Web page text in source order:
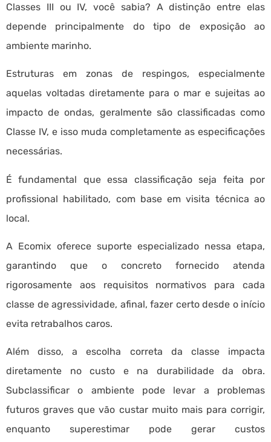
Classes III ou IV, você sabia? A distinção entre elas
depende principalmente do tipo de exposição ao
ambiente marinho.
Estruturas em zonas de respingos, especialmente
aquelas voltadas diretamente para o mar e sujeitas ao
impacto de ondas, geralmente são classificadas como
Classe IV, e isso muda completamente as especificações
necessárias.
É fundamental que essa classificação seja feita por
profissional habilitado, com base em visita técnica ao
local.
A Ecomix oferece suporte especializado nessa etapa,
garantindo que o concreto fornecido atenda
rigorosamente aos requisitos normativos para cada
classe de agressividade, afinal, fazer certo desde o início
evita retrabalhos caros.
Além disso, a escolha correta da classe impacta
diretamente no custo e na durabilidade da obra.
Subclassificar o ambiente pode levar a problemas
futuros graves que vão custar muito mais para corrigir,
enquanto superestimar pode gerar custos